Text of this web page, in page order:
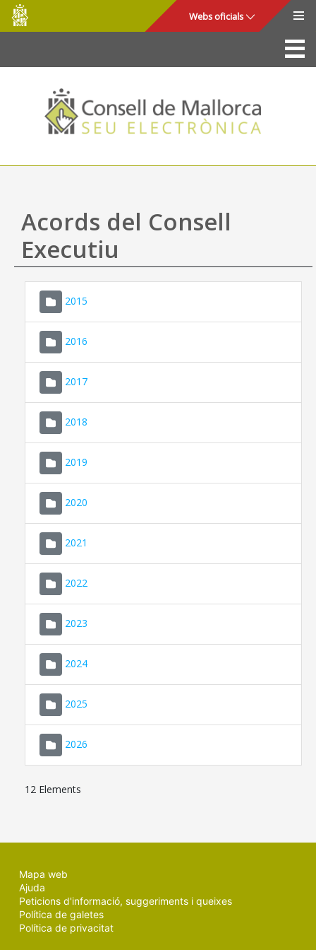
Salta al contingut principal
Consell
de
Mallorca
Webs oficials
La Seu
Consell de Mallorca
Accés i seguretat
Utilitats
Ajuda
Acords del Consell
Executiu
2015
2016
2017
2018
2019
2020
2021
2022
2023
2024
2025
2026
12 Elements
Mapa web
Ajuda
Peticions d'informació, suggeriments i queixes
Política de galetes
Política de privacitat